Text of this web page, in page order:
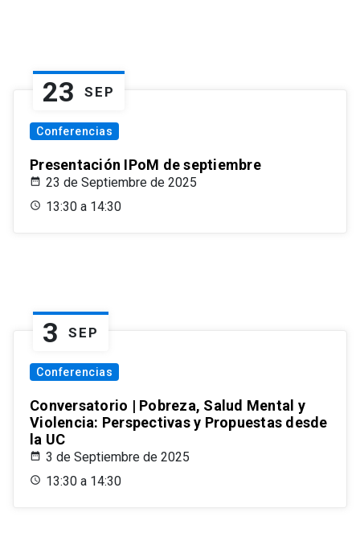
23 SEP
Conferencias
Presentación IPoM de septiembre
23 de Septiembre de 2025
13:30 a 14:30
3 SEP
Conferencias
Conversatorio | Pobreza, Salud Mental y
Violencia: Perspectivas y Propuestas desde
la UC
3 de Septiembre de 2025
13:30 a 14:30